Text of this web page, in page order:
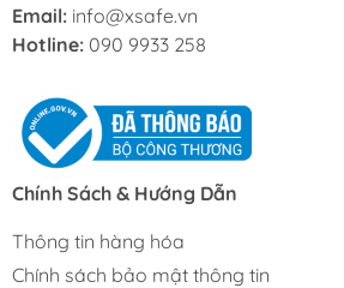
Email: info@xsafe.vn
Hotline: 090 9933 258
Chính Sách & Hướng Dẫn
Thông tin hàng hóa
Chính sách bảo mật thông tin